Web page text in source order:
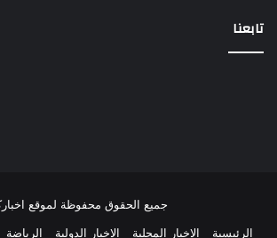
تابعنا
جميع الحقوق محفوظة لموقع
الرئيسية
الاخبار المحلية الاخبار الدولية الرياضة